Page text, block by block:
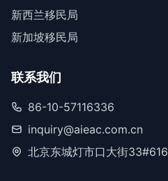
新西兰移民局
新加坡移民局
联系我们
86-10-57116336
inquiry@aieac.com.cn
北京东城灯市口大街33#616